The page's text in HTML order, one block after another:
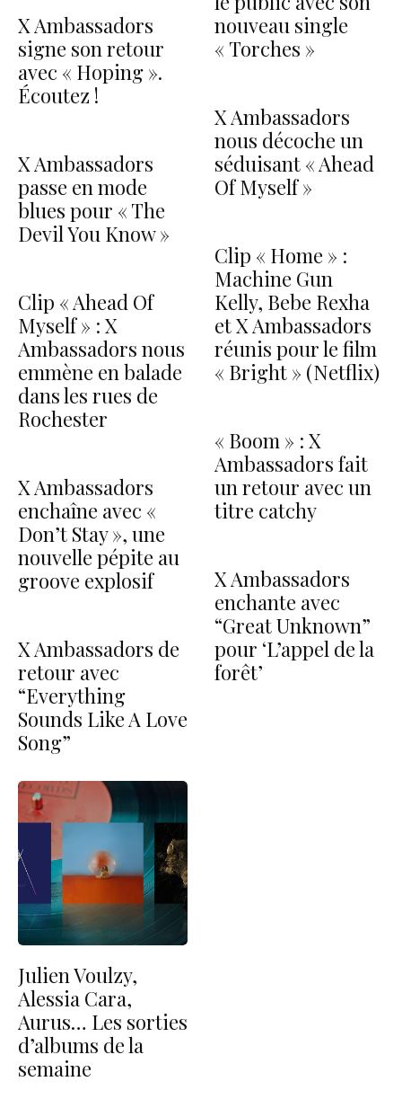
X Ambassadors
signe son retour
avec « Hoping ».
Écoutez !
X Ambassadors
passe en mode
blues pour « The
Devil You Know »
Clip « Ahead Of
Myself » : X
Ambassadors nous
emmène en balade
dans les rues de
Rochester
X Ambassadors
enchaîne avec «
Don’t Stay », une
nouvelle pépite au
groove explosif
X Ambassadors de
retour avec
“Everything
Sounds Like A Love
Song”
Julien Voulzy,
Alessia Cara,
Aurus… Les sorties
d’albums de la
semaine
nouveau single
« Torches »
X Ambassadors
nous décoche un
séduisant « Ahead
Of Myself »
Clip « Home » :
Machine Gun
Kelly, Bebe Rexha
et X Ambassadors
réunis pour le film
« Bright » (Netflix)
« Boom » : X
Ambassadors fait
un retour avec un
titre catchy
X Ambassadors
enchante avec
“Great Unknown”
pour ‘L’appel de la
forêt’